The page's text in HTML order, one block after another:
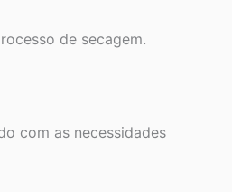
de secagem.
com as necessidades